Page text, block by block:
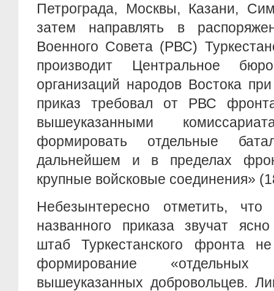
Петрограда, Москвы, Казани,
затем направлять в
Военного Совета (РВС)
производит Центральное
организаций народов Востока
приказ требовал от РВС
вышеуказанными
формировать отдельные
дальнейшем и в пределах
крупные войсковые соединения»
Небезынтересно отметить,
названного приказа звучат
штаб Туркестанского фронта
формирование
вышеуказанных добровольцев.